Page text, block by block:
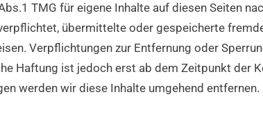
TMG für eigene Inhalte auf diesen Seiten
übermittelte oder gespeicherte
Verpflichtungen zur Entfernung oder
Haftung ist jedoch erst ab dem Zeitpunkt der
werden wir diese Inhalte umgehend entfernen.